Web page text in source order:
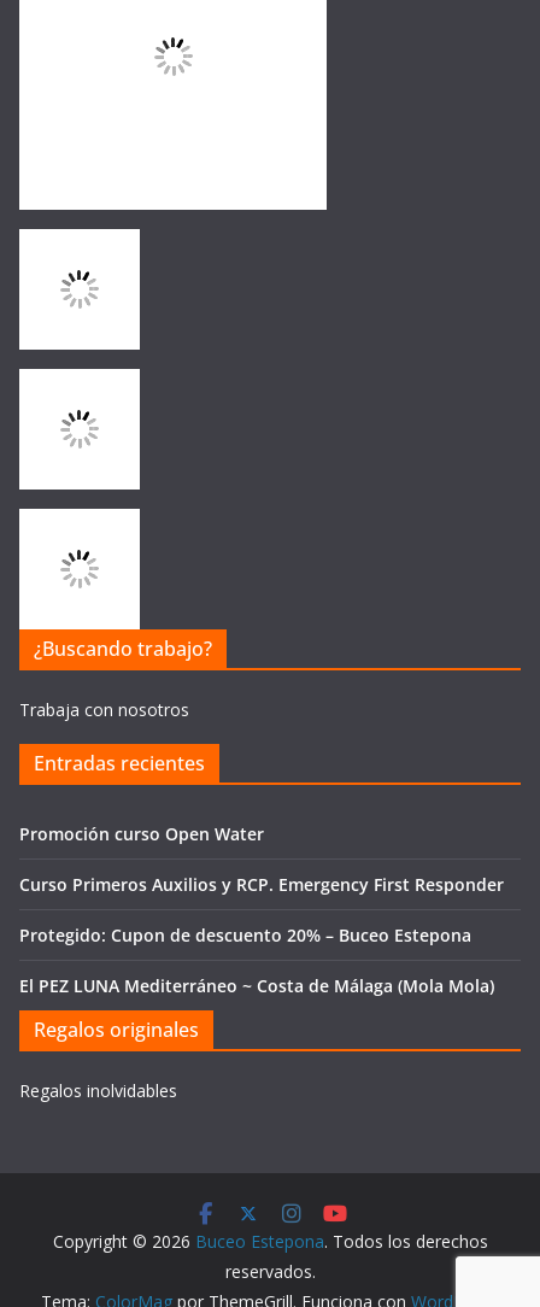
¿Buscando trabajo?
Trabaja con nosotros
Entradas recientes
Promoción curso Open Water
Curso Primeros Auxilios y RCP. Emergency First Responder
Protegido: Cupon de descuento 20% – Buceo Estepona
El PEZ LUNA Mediterráneo ~ Costa de Málaga (Mola Mola)
Regalos originales
Regalos inolvidables
Copyright © 2026 Buceo Estepona. Todos los derechos
reservados.
Tema: ColorMagpor ThemeGrill. Funciona con WordPress